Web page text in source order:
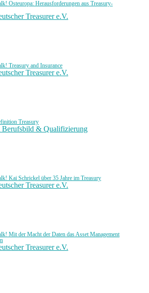
Osteuropa: Herausforderungen aus Treasury-
Treasurer e.V.
Treasury and Insurance
Treasurer e.V.
Treasury
Berufsbild & Qualifizierung
Kai Schrickel über 35 Jahre im Treasury
Treasurer e.V.
Mit der Macht der Daten das Asset Management
Treasurer e.V.